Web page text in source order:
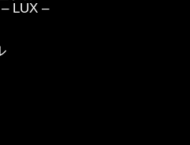
LUX –